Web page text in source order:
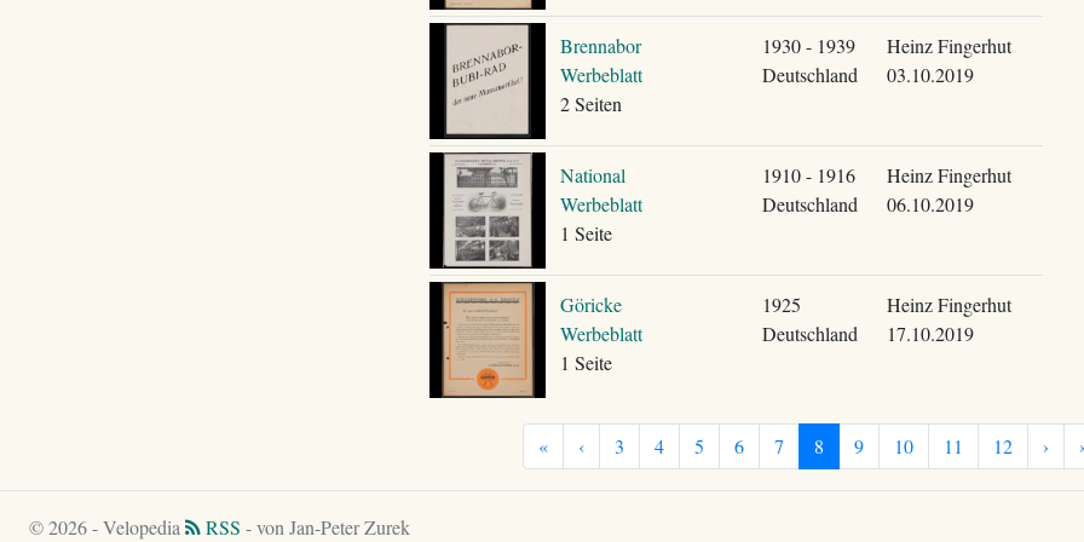
Brennabor
Werbeblatt
2 Seiten
1930 - 1939
Deutschland
Heinz Fingerhut
03.10.2019
National
Werbeblatt
1 Seite
1910 - 1916
Deutschland
Heinz Fingerhut
06.10.2019
Göricke
Werbeblatt
1 Seite
1925
Deutschland
Heinz Fingerhut
17.10.2019
« ‹ 3 4 5 6 7 8 9 10 11 12 ›
© 2026 - Velopedia RSS - von Jan-Peter Zurek